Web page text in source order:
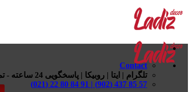
Skip
content
Contact
تلگرام | ایتا | روبیکا | پاسخگویی 24 ساعته - تماس در ساعات اداری
57 85 437 (902) | 91 84 80 22 (021)